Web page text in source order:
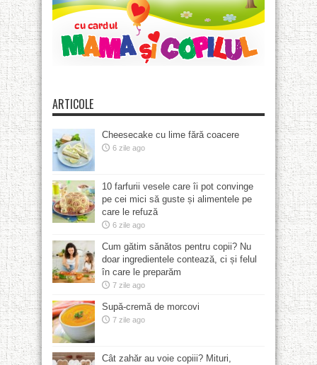
ARTICOLE
Cheesecake cu lime fără coacere
6 zile ago
10 farfurii vesele care îi pot convinge
pe cei mici să guste și alimentele pe
care le refuză
6 zile ago
Cum gătim sănătos pentru copii? Nu
doar ingredientele contează, ci și felul
în care le preparăm
7 zile ago
Supă-cremă de morcovi
7 zile ago
Cât zahăr au voie copiii? Mituri,